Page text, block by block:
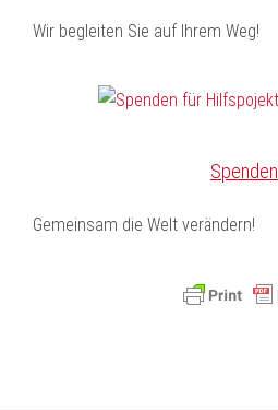
Wir begleiten Sie auf Ihrem Weg!
Spenden
Gemeinsam die Welt verändern!